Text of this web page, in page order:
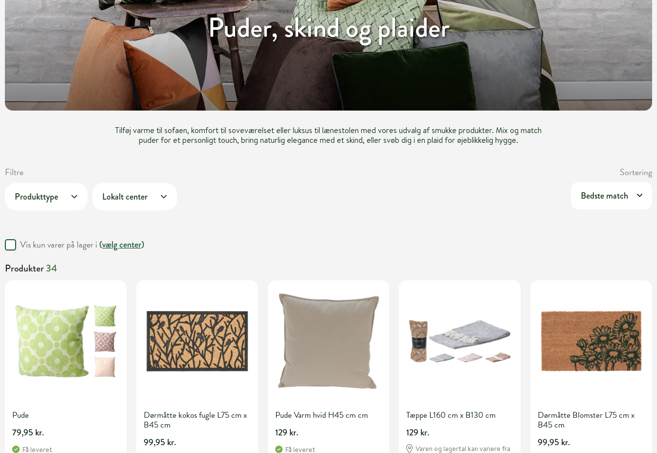
Puder, skind og plaider
Tilføj varme til sofaen, komfort til soveværelset eller luksus til lænestolen med vores udvalg af smukke produkter. Mix og match
puder for et personligt touch, bring naturlig elegance med et skind, eller svøb dig i en plaid for øjeblikkelig hygge.
Filtre Sortering
Produkttype Lokalt center
Vis kun varer på lager i (vælg center)
Produkter34
Pude
79,95 kr.
Få leveret
Dørmåtte kokos fugle L75 cm x
B45 cm
99,95 kr.
Pude Varm hvid H45 cm cm
129 kr.
Få leveret
Tæppe L160 cm x B130 cm
129 kr.
Varen og lagertal kan variere fra
Dørmåtte Blomster L75 cm x
B45 cm
99,95 kr.